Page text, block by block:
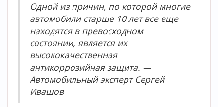
Одной из причин, по которой многие
автомобили старше 10 лет все еще
находятся в превосходном
состоянии, является их
высококачественная
антикоррозийная защита. —
Автомобильный эксперт Сергей
Ивашов